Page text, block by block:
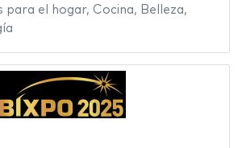
para el hogar, Cocina, Belleza,